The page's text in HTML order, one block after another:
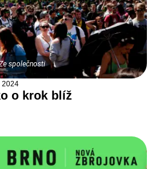
společnosti
2024
o krok blíž